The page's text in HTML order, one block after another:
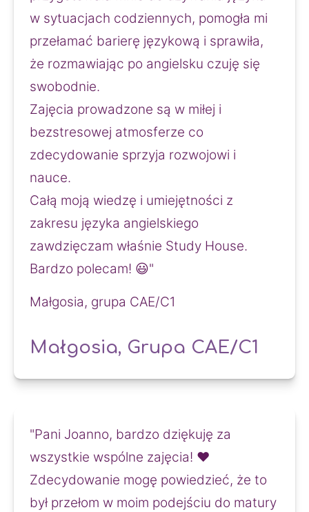
Małgosia, Grupa CAE/C1
w sytuacjach codziennych, pomogła mi
przełamać barierę językową i sprawiła,
że rozmawiając po angielsku czuję się
swobodnie.
Zajęcia prowadzone są w miłej i
bezstresowej atmosferze co
zdecydowanie sprzyja rozwojowi i
nauce.
Całą moją wiedzę i umiejętności z
zakresu języka angielskiego
zawdzięczam właśnie Study House.
Bardzo polecam! 😃"
Małgosia, grupa CAE/C1
"Pani Joanno, bardzo dziękuję za
wszystkie wspólne zajęcia! ❤️
Zdecydowanie mogę powiedzieć, że to
był przełom w moim podejściu do matury